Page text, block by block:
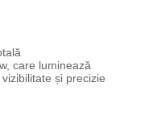
care luminează
și precizie